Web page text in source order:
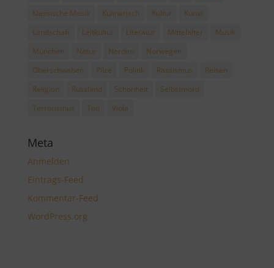
Klassische Musik
Kulinarisch Kultur
Kunst
Landschaft
Leitkultur Literatur Mittelalter
Musik
München
Natur Norden
Norwegen
Oberschwaben
Pilze Politik Rassismus
Reisen
Religion
Russland Schönheit
Selbstmord
Terrorismus
Tod Viola
Meta
Anmelden
Eintrags-Feed
Kommentar-Feed
WordPress.org